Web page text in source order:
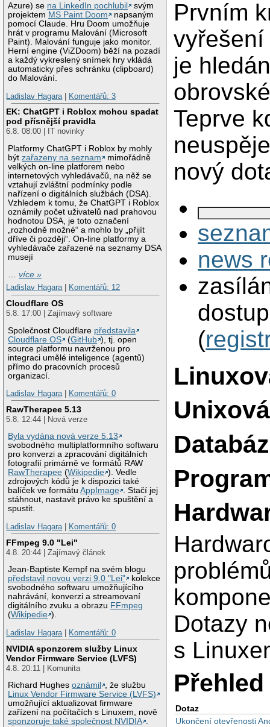
Azure) se na LinkedIn pochlubil
svým
projektem MS Paint Doom
napsaným
pomocí Claude. Hru Doom umožňuje
hrát v programu Malování (Microsoft
Paint). Malování funguje jako monitor.
Herní engine (ViZDoom) běží na pozadí
a každý vykreslený snímek hry vkládá
automaticky přes schránku (clipboard)
do Malování.
Ladislav Hagara
Komentářů: 3
EK: ChatGPT i Roblox mohou spadat
pod přísnější pravidla
6.8. 08:00 | IT novinky
Platformy ChatGPT i Roblox by mohly
býtzařazeny na seznam
mimořádně
velkých on-line platforem nebo
internetových vyhledávačů, na něž se
vztahují zvláštní podmínky podle
nařízení o digitálních službách (DSA).
Vzhledem k tomu, že ChatGPT i Roblox
oznámily počet uživatelů nad prahovou
hodnotou DSA, je toto označení
„rozhodně možné“ a mohlo by „přijít
dříve či později“. On-line platformy a
vyhledávače zařazené na seznamy DSA
musejí
…více »
Ladislav Hagara| Komentářů: 12
Cloudflare OS
5.8. 17:00 | Zajímavý software
Společnost Cloudflare představila
Cloudflare OS
(GitHub ), tj. open
source platformu navrženou pro
integraci umělé inteligence (agentů)
přímo do pracovních procesů
organizací.
Ladislav Hagara| Komentářů: 0
RawTherapee 5.13
5.8. 12:44 | Nová verze
Byla vydána nová verze 5.13
svobodného multiplatformního softwaru
pro konverzi a zpracování digitálních
fotografií primárně ve formátů RAW
RawTherapee (Wikipedie ). Vedle
zdrojových kódů je k dispozici také
balíček ve formátuAppImage . Stačí jej
stáhnout, nastavit právo ke spuštění a
spustit.
Ladislav Hagara| Komentářů: 0
FFmpeg 9.0 "Lei"
4.8. 20:44 | Zajímavý článek
Jean-Baptiste Kempf na svém blogu
představil novou verzi 9.0 "Lei"
kolekce
svobodného softwaru umožňujícího
nahrávání, konverzi a streamovaní
digitálního zvuku a obrazu FFmpeg
(Wikipedie ).
Ladislav Hagara| Komentářů: 0
NVIDIA sponzorem služby Linux
Vendor Firmware Service (LVFS)
4.8. 20:11 | Komunita
Richard Hughesoznámil
, že službu
Linux Vendor Firmware Service (LVFS)
umožňující aktualizovat firmware
zařízení na počítačích s Linuxem, nově
sponzoruje také společnost NVIDIA .
Prvním
vyřešení
je
Teprve
nový
news
(
Dotazy
s
Dotaz
Ukončení otevřenosti